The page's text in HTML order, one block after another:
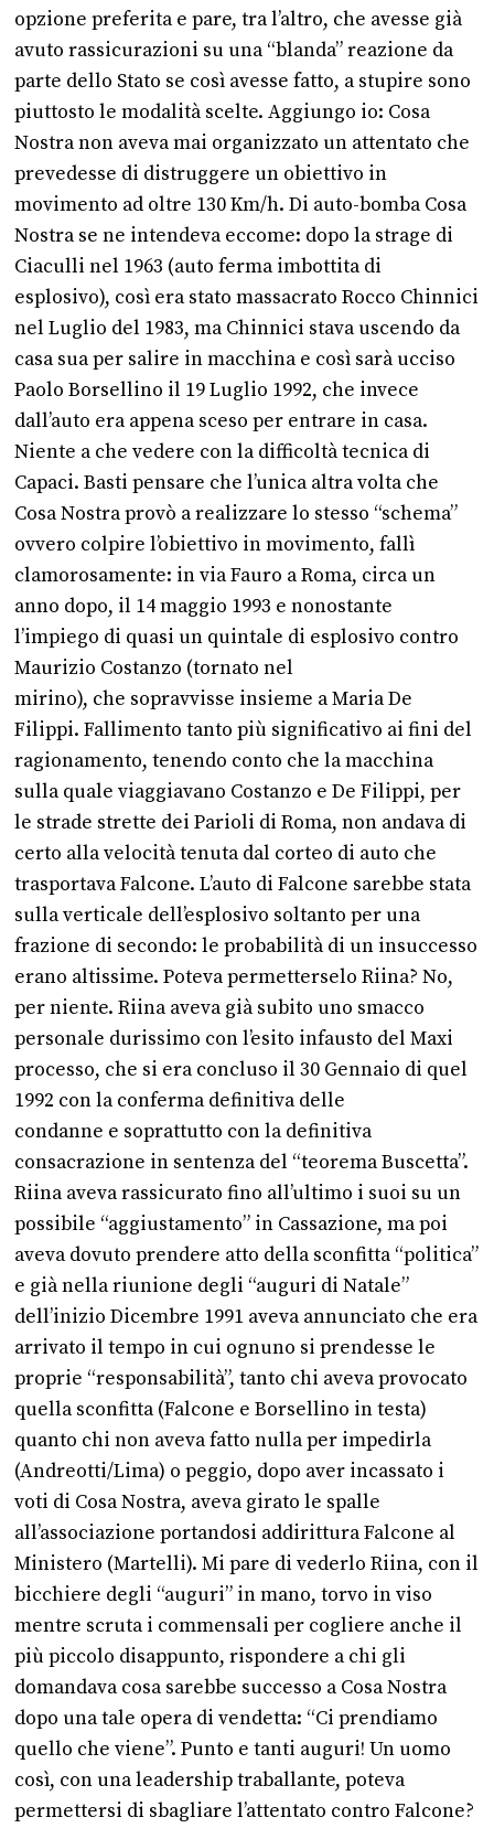
opzione preferita e pare, tra l’altro, che avesse già
avuto rassicurazioni su una “blanda” reazione da
parte dello Stato se così avesse fatto, a stupire sono
piuttosto le modalità scelte. Aggiungo io: Cosa
Nostra non aveva mai organizzato un attentato che
prevedesse di distruggere un obiettivo in
movimento ad oltre 130 Km/h. Di auto-bomba Cosa
Nostra se ne intendeva eccome: dopo la strage di
Ciaculli nel 1963 (auto ferma imbottita di
esplosivo), così era stato massacrato Rocco Chinnici
nel Luglio del 1983, ma Chinnici stava uscendo da
casa sua per salire in macchina e così sarà ucciso
Paolo Borsellino il 19 Luglio 1992, che invece
dall’auto era appena sceso per entrare in casa.
Niente a che vedere con la difficoltà tecnica di
Capaci. Basti pensare che l’unica altra volta che
Cosa Nostra provò a realizzare lo stesso “schema”
ovvero colpire l’obiettivo in movimento, fallì
clamorosamente: in via Fauro a Roma, circa un
anno dopo, il 14 maggio 1993 e nonostante
l’impiego di quasi un quintale di esplosivo contro
Maurizio Costanzo (tornato nel
mirino), che sopravvisse insieme a Maria De
Filippi. Fallimento tanto più significativo ai fini del
ragionamento, tenendo conto che la macchina
sulla quale viaggiavano Costanzo e De Filippi, per
le strade strette dei Parioli di Roma, non andava di
certo alla velocità tenuta dal corteo di auto che
trasportava Falcone. L’auto di Falcone sarebbe stata
sulla verticale dell’esplosivo soltanto per una
frazione di secondo: le probabilità di un insuccesso
erano altissime. Poteva permetterselo Riina? No,
per niente. Riina aveva già subito uno smacco
personale durissimo con l’esito infausto del Maxi
processo, che si era concluso il 30 Gennaio di quel
1992 con la conferma definitiva delle
condanne e soprattutto con la definitiva
consacrazione in sentenza del “teorema Buscetta”.
Riina aveva rassicurato fino all’ultimo i suoi su un
possibile “aggiustamento” in Cassazione, ma poi
aveva dovuto prendere atto della sconfitta “politica”
e già nella riunione degli “auguri di Natale”
dell’inizio Dicembre 1991 aveva annunciato che era
arrivato il tempo in cui ognuno si prendesse le
proprie “responsabilità”, tanto chi aveva provocato
quella sconfitta (Falcone e Borsellino in testa)
quanto chi non aveva fatto nulla per impedirla
(Andreotti/Lima) o peggio, dopo aver incassato i
voti di Cosa Nostra, aveva girato le spalle
all’associazione portandosi addirittura Falcone al
Ministero (Martelli). Mi pare di vederlo Riina, con il
bicchiere degli “auguri” in mano, torvo in viso
mentre scruta i commensali per cogliere anche il
più piccolo disappunto, rispondere a chi gli
domandava cosa sarebbe successo a Cosa Nostra
dopo una tale opera di vendetta: “Ci prendiamo
quello che viene”. Punto e tanti auguri! Un uomo
così, con una leadership traballante, poteva
permettersi di sbagliare l’attentato contro Falcone?